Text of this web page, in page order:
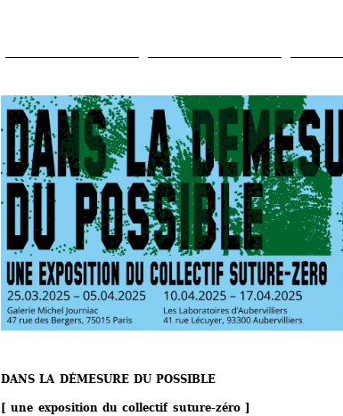
contenu
DANS LA DÉMESURE DU POSSIBLE
[ une exposition du collectif suture-zéro ]